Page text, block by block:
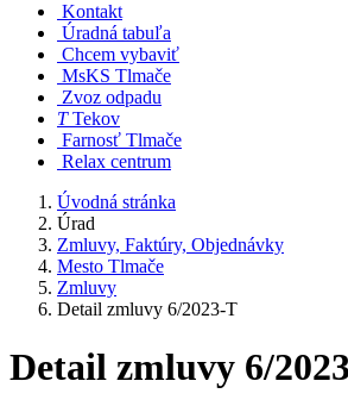
Kontakt
Úradná tabuľa
Chcem vybaviť
MsKS Tlmače
Zvoz odpadu
T Tekov
Farnosť Tlmače
Relax centrum
Úvodná stránka
Úrad
Zmluvy, Faktúry, Objednávky
Mesto Tlmače
Zmluvy
Detail zmluvy 6/2023-T
Detail zmluvy 6/